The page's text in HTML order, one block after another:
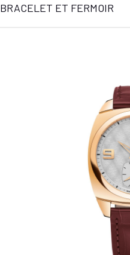
BRACELET ET FERMOIR